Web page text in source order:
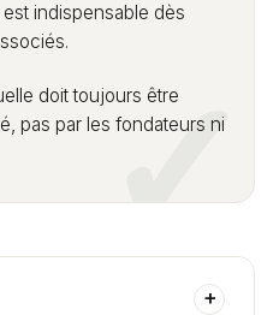
indispensable dès
doit toujours être
pas par les fondateurs ni
+